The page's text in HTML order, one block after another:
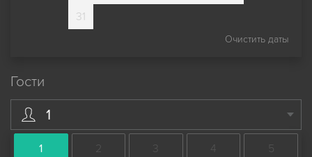
31
Очистить даты
Гости
1
1 2 3 4 5